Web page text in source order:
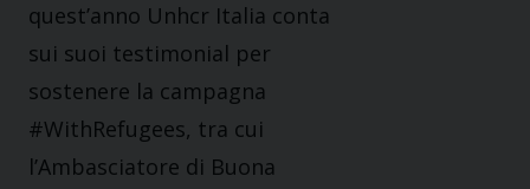
quest’anno Unhcr Italia conta
sui suoi testimonial per
sostenere la campagna
#WithRefugees, tra cui
l’Ambasciatore di Buona